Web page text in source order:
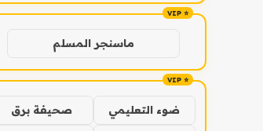
ماسنجر المسلم
ضوء التعليمي صحيفة برق